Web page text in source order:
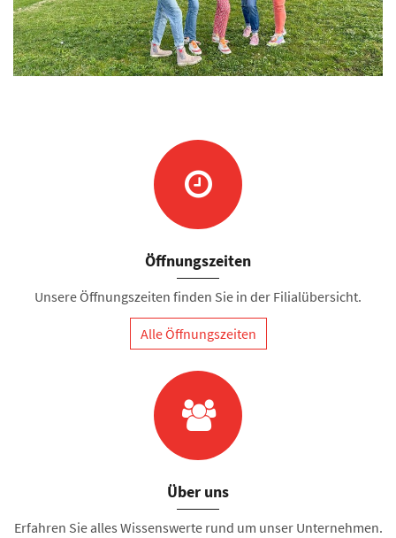
Öffnungszeiten
Unsere Öffnungszeiten finden Sie in der Filialübersicht.
Alle Öffnungszeiten
Über uns
Erfahren Sie alles Wissenswerte rund um unser Unternehmen.